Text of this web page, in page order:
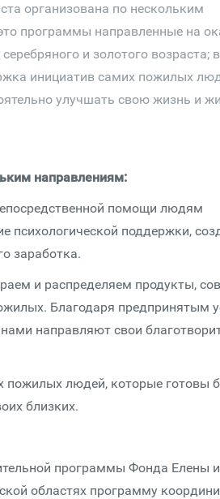
организована по нескольким
программы направленные на
и золотого возраста;
инициатив самих пожилых
улучшать свою жизнь и
направлениям:
помощи людям
психологической поддержки,
заработка.
и распределяем продукты,
Благодаря предпринятым
направляют свои
пожилых людей, которые готовы
близких.
программы Фонда Елены
областях программу